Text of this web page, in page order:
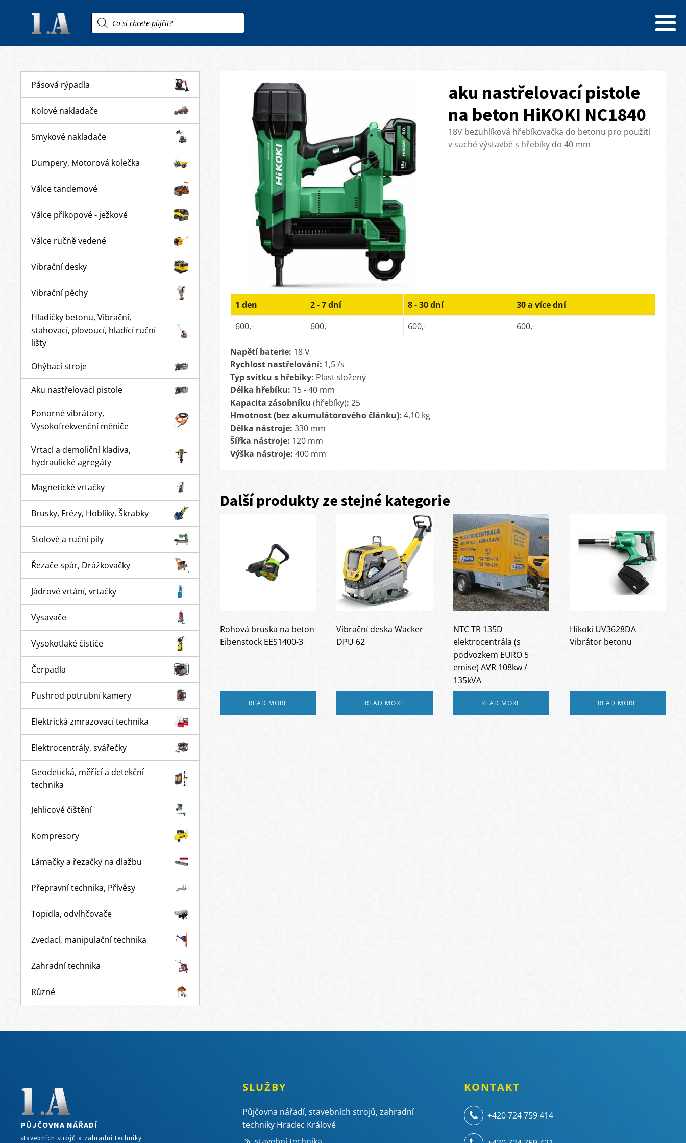
Products
search
Pásová rýpadla
Kolové nakladače
Smykové nakladače
Dumpery, Motorová kolečka
Válce tandemové
Válce příkopové - ježkové
Válce ručně vedené
Vibrační desky
Vibrační pěchy
Hladičky betonu, Vibrační,
stahovací, plovoucí, hladící ruční
lišty
Ohýbací stroje
Aku nastřelovací pistole
Ponorné vibrátory,
Vysokofrekvenční měniče
Vrtací a demoliční kladiva,
hydraulické agregáty
Magnetické vrtačky
Brusky, Frézy, Hoblíky, Škrabky
Stolové a ruční pily
Řezače spár, Drážkovačky
Jádrové vrtání, vrtačky
Vysavače
Vysokotlaké čističe
Čerpadla
Pushrod potrubní kamery
Elektrická zmrazovací technika
Elektrocentrály, svářečky
Geodetická, měřící a detekční
technika
Jehlicové čištění
Kompresory
Lámačky a řezačky na dlažbu
Přepravní technika, Přívěsy
Topidla, odvlhčovače
Zvedací, manipulační technika
Zahradní technika
Různé
aku nastřelovací pistole
na beton HiKOKI NC1840
18V bezuhlíková hřebíkovačka do betonu pro použití
v suché výstavbě s hřebíky do 40 mm
1 den 2 - 7 dní 8 - 30 dní
30 a více dní
600,-
600,- 600,- 600,-
Napětí baterie: 18 V
Rychlost nastřelování: 1,5 /s
Typ svitku s hřebíky: Plast složený
Délka hřebíku: 15 - 40 mm
Kapacita zásobníku (hřebíky): 25
Hmotnost (bez akumulátorového článku): 4,10 kg
Délka nástroje: 330 mm
Šířka nástroje: 120 mm
Výška nástroje: 400 mm
Další produkty ze stejné kategorie
Rohová bruska na beton
Eibenstock EES1400-3
READ MORE
Vibrační deska Wacker
DPU 62
READ MORE
NTC TR 135D
elektrocentrála (s
podvozkem EURO 5
emise) AVR 108kw /
135kVA
READ MORE
Hikoki UV3628DA
Vibrátor betonu
READ MORE
PŮJČOVNA NÁŘADÍ
stavebních strojů a zahradní techniky
SLUŽBY
Půjčovna nářadí, stavebních strojů, zahradní
techniky Hradec Králové
KONTAKT
+420 724 759 414